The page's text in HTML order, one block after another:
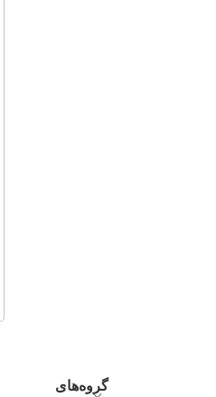
گروه‌های